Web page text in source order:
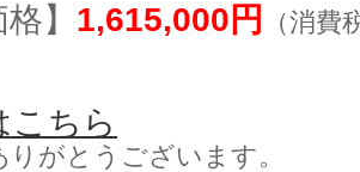
】 1,615,000円 （消費
こちら
りがとうございます。